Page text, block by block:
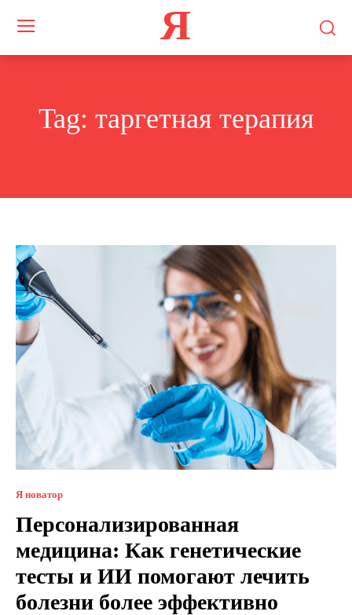
Я
Tag: таргетная терапия
Я новатор
Персонализированная
медицина: Как генетические
тесты и ИИ помогают лечить
болезни более эффективно